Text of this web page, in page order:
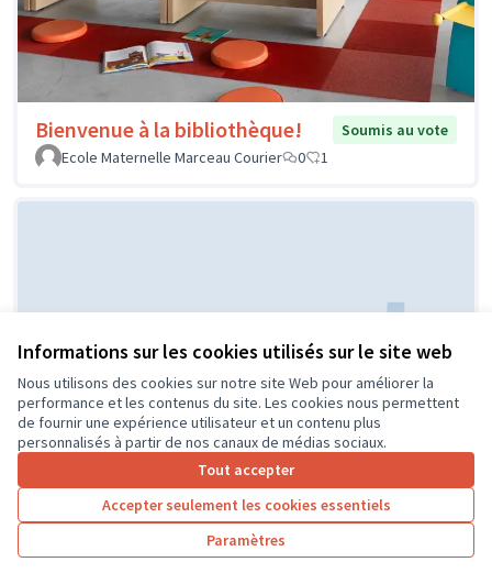
Informations sur les cookies utilisés sur le site web
Nous utilisons des cookies sur notre site Web pour améliorer la
performance et les contenus du site. Les cookies nous permettent
de fournir une expérience utilisateur et un contenu plus
personnalisés à partir de nos canaux de médias sociaux.
Tout accepter
Accepter seulement les cookies essentiels
Paramètres
Bienvenue à la bibliothèque!
Soumis au vote
Ecole Maternelle Marceau Courier
0 1
Réaménagement de la classe de
CP
Soumis au
vote
ECOLE PUBLIQUE
0 0